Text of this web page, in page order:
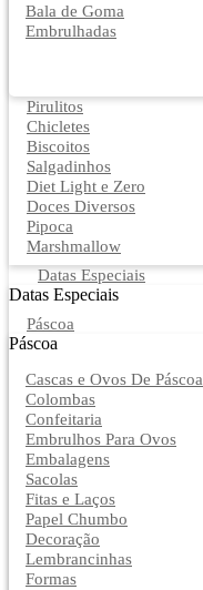
Bala de Goma
Embrulhadas
Pirulitos
Chicletes
Biscoitos
Salgadinhos
Diet Light e Zero
Doces Diversos
Pipoca
Marshmallow
Datas Especiais
Datas Especiais
Páscoa
Páscoa
Cascas e Ovos De Páscoa
Colombas
Confeitaria
Embrulhos Para Ovos
Embalagens
Sacolas
Fitas e Laços
Papel Chumbo
Decoração
Lembrancinhas
Formas